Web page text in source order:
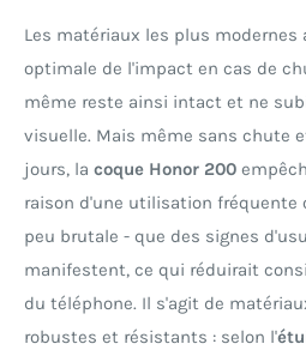
Les matériaux les plus
optimale de l'impact en cas de
même reste ainsi intact et ne
visuelle. Mais même sans chute
jours, la coque Honor 200
raison d'une utilisation fréquente
peu brutale - que des signes
manifestent, ce qui réduirait
du téléphone. Il s'agit de
robustes et résistants : selon l'